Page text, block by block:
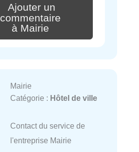
Ajouter un
commentaire
à Mairie
Mairie
Catégorie : Hôtel de ville
Contact du service de
l'entreprise Mairie